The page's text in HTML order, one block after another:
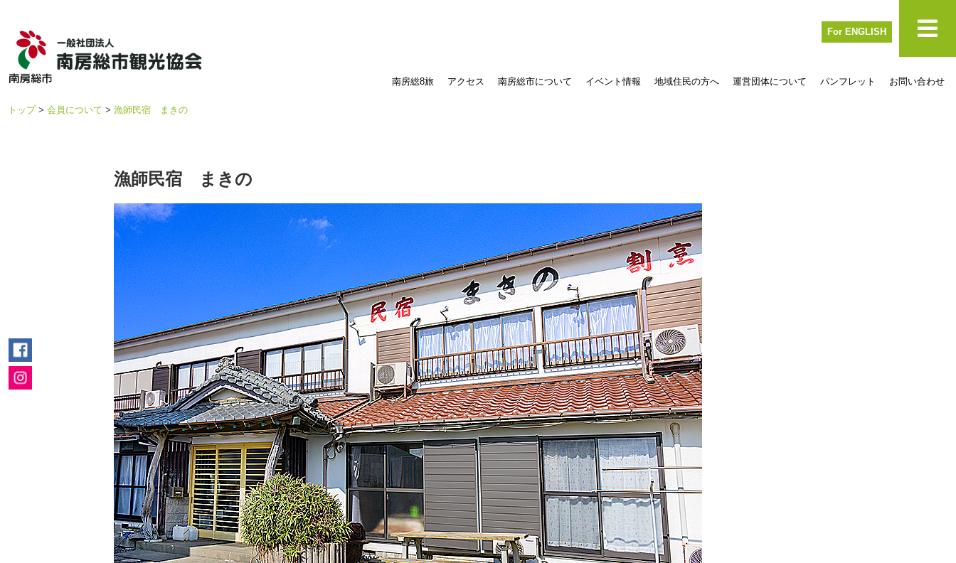
南房総8旅 アクセス 南房総市について イベント情報 地域住民の方へ 運営団体について パンフレット お問い合わせ
For ENGLISH
トップ 会員について 漁師民宿 まきの
漁師民宿 まきの